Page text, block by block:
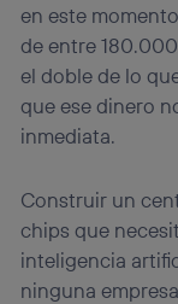
en este
de entre
el doble de lo
que ese dinero
inmediata.
Construir un
chips que
inteligencia
ninguna